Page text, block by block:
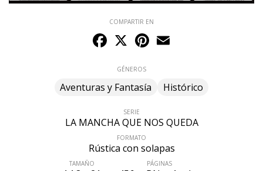
COMPARTIR EN
Facebook
X Pinterest
GÉNEROS
Aventuras y Fantasía Histórico
SERIE
LA MANCHA QUE NOS QUEDA
FORMATO
Rústica con solapas
TAMAÑO PÁGINAS